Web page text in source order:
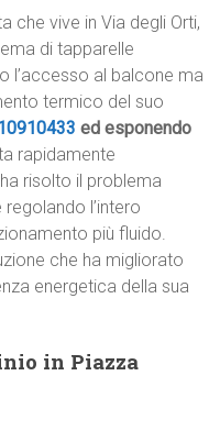
che vive in Via degli Orti,
di tapparelle
l’accesso al balcone ma
termico del suo
ed esponendo
rapidamente
risolto il problema
l’intero
più fluido.
che ha migliorato
energetica della sua
in Piazza